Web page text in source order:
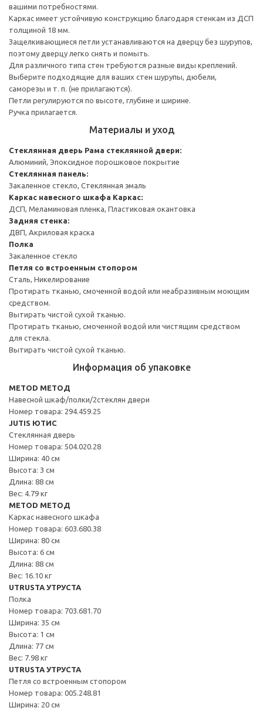
вашими потребностями.
Каркас имеет устойчивую конструкцию благодаря стенкам из ДСП
толщиной 18 мм.
Защелкивающиеся петли устанавливаются на дверцу без шурупов,
поэтому дверцу легко снять и помыть.
Для различного типа стен требуются разные виды креплений.
Выберите подходящие для ваших стен шурупы, дюбели,
саморезы и т. п. (не прилагаются).
Петли регулируются по высоте, глубине и ширине.
Ручка прилагается.
Материалы и уход
Стеклянная дверь Рама стеклянной двери:
Алюминий, Эпоксидное порошковое покрытие
Стеклянная панель:
Закаленное стекло, Стеклянная эмаль
Каркас навесного шкафа Каркас:
ДСП, Меламиновая пленка, Пластиковая окантовка
Задняя стенка:
ДВП, Акриловая краска
Полка
Закаленное стекло
Петля со встроенным стопором
Сталь, Никелирование
Протирать тканью, смоченной водой или неабразивным моющим
средством.
Вытирать чистой сухой тканью.
Протирать тканью, смоченной водой или чистящим средством
для стекла.
Вытирать чистой сухой тканью.
Информация об упаковке
METOD МЕТОД
Навесной шкаф/полки/2стеклян двери
Номер товара: 294.459.25
JUTIS ЮТИС
Стеклянная дверь
Номер товара: 504.020.28
Ширина: 40 см
Высота: 3 см
Длина: 88 см
Вес: 4.79 кг
METOD МЕТОД
Каркас навесного шкафа
Номер товара: 603.680.38
Ширина: 80 см
Высота: 6 см
Длина: 88 см
Вес: 16.10 кг
UTRUSTA УТРУСТА
Полка
Номер товара: 703.681.70
Ширина: 35 см
Высота: 1 см
Длина: 77 см
Вес: 7.98 кг
UTRUSTA УТРУСТА
Петля со встроенным стопором
Номер товара: 005.248.81
Ширина: 20 см